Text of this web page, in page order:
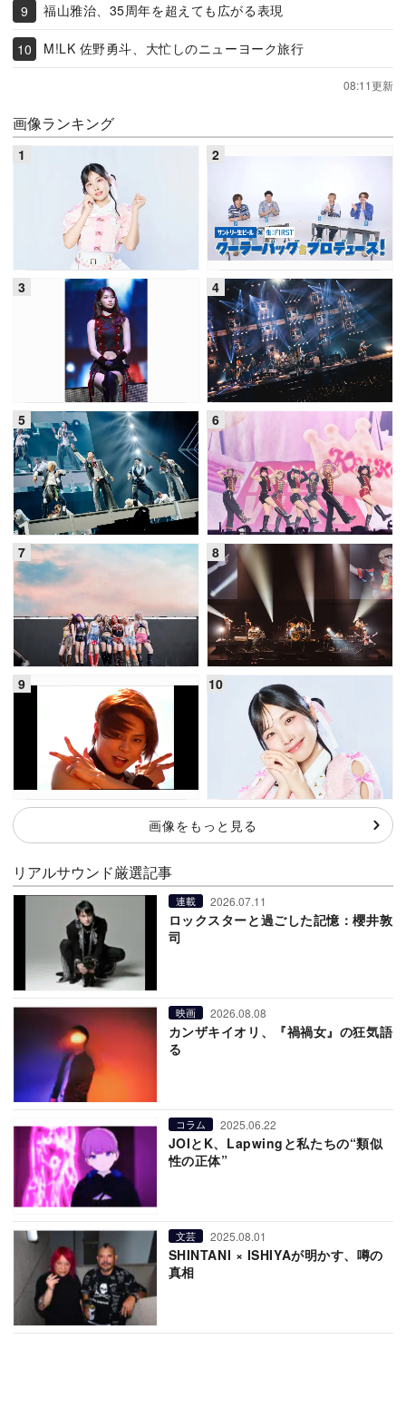
福山雅治、35周年を超えても広がる表現
M!LK 佐野勇斗、大忙しのニューヨーク旅行
08:11更新
画像ランキング
画像をもっと見る
リアルサウンド厳選記事
連載 2026.07.11
ロックスターと過ごした記憶：櫻井敦
司
映画 2026.08.08
カンザキイオリ、『禍禍女』の狂気語
る
コラム 2025.06.22
JOIとK、Lapwingと私たちの“類似
性の正体”
文芸 2025.08.01
SHINTANI × ISHIYAが明かす、噂の
真相